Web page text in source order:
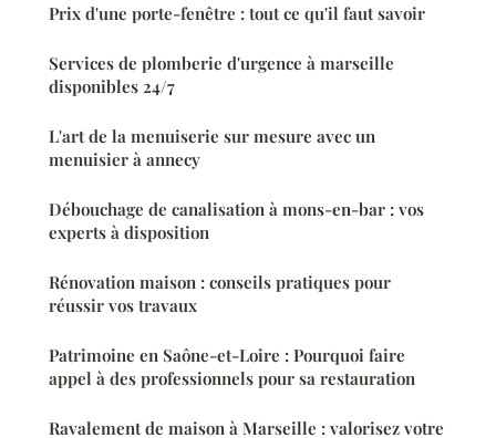
Prix d'une porte-fenêtre : tout ce qu'il faut savoir
Services de plomberie d'urgence à marseille
disponibles 24/7
L'art de la menuiserie sur mesure avec un
menuisier à annecy
Débouchage de canalisation à mons-en-bar : vos
experts à disposition
Rénovation maison : conseils pratiques pour
réussir vos travaux
Patrimoine en Saône-et-Loire : Pourquoi faire
appel à des professionnels pour sa restauration
Ravalement de maison à Marseille : valorisez votre